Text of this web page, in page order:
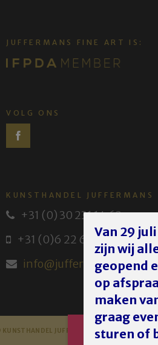
MAKEN
JUFFERMANS FINE ART IS:
VOLG ONS
KUNSTHANDEL JUFFERMANS
+31 (0) 30 231 14 63
+31 (0)6 22 614 582
info@juffermans.nl
JUFFERMANS -
Van 29
zijn wij
geopend
op
maken
graag
sturen of